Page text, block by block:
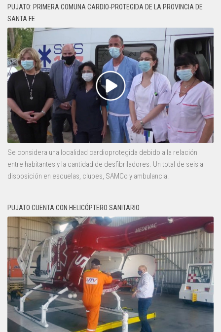
PUJATO: PRIMERA COMUNA CARDIO-PROTEGIDA DE LA PROVINCIA DE
SANTA FE
Se considera una localidad cardioprotegida debido a la relación
entre habitantes y la cantidad de desfibriladores. Un total de seis a
disposición en escuelas, clubes, SAMCo y ambulancia.
PUJATO CUENTA CON HELICÓPTERO SANITARIO